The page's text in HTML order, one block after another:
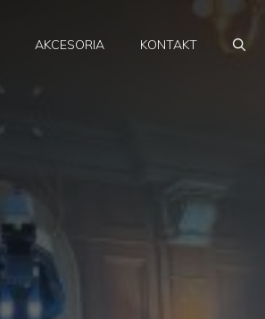
AKCESORIA KONTAKT